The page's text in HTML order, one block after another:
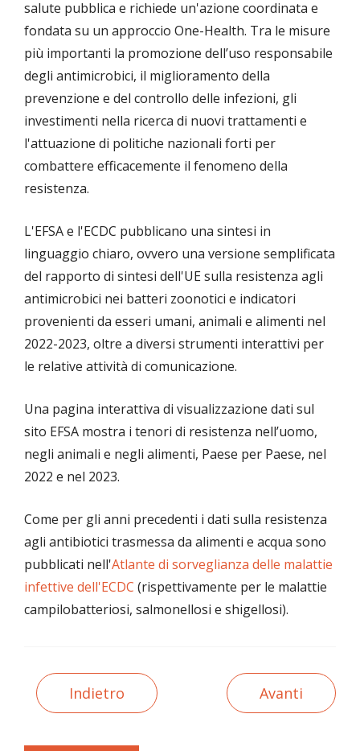
salute pubblica e richiede un'azione coordinata e
fondata su un approccio One-Health. Tra le misure
più importanti la promozione dell’uso responsabile
degli antimicrobici, il miglioramento della
prevenzione e del controllo delle infezioni, gli
investimenti nella ricerca di nuovi trattamenti e
l'attuazione di politiche nazionali forti per
combattere efficacemente il fenomeno della
resistenza.
L'EFSA e l'ECDC pubblicano una sintesi in
linguaggio chiaro, ovvero una versione semplificata
del rapporto di sintesi dell'UE sulla resistenza agli
antimicrobici nei batteri zoonotici e indicatori
provenienti da esseri umani, animali e alimenti nel
2022-2023, oltre a diversi strumenti interattivi per
le relative attività di comunicazione.
Una pagina interattiva di visualizzazione dati sul
sito EFSA mostra i tenori di resistenza nell’uomo,
negli animali e negli alimenti, Paese per Paese, nel
2022 e nel 2023.
Come per gli anni precedenti i dati sulla resistenza
agli antibiotici trasmessa da alimenti e acqua sono
pubblicati nell'Atlante di sorveglianza delle malattie
infettive dell'ECDC (rispettivamente per le malattie
campilobatteriosi, salmonellosi e shigellosi).
Indietro Avanti